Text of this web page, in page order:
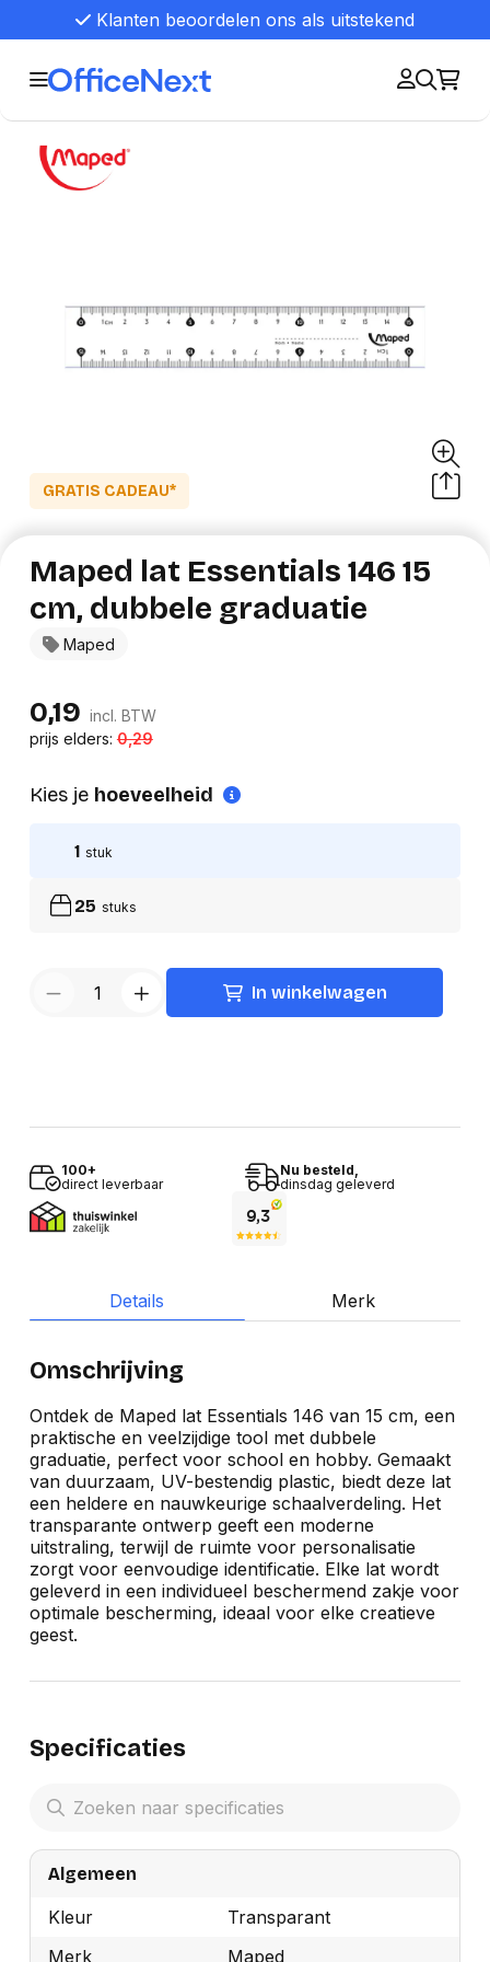
Klanten beoordelen ons als uitstekend
GRATIS CADEAU*
Maped
Maped lat Essentials 146 15
cm, dubbele graduatie
0,19 incl. BTW
prijs elders:0,29
Kies je hoeveelheid
1 stuk
25 stuks
In winkelwagen
100+
direct leverbaar
Nu besteld,
dinsdag geleverd
Details Merk
Omschrijving
Ontdek de Maped lat Essentials 146 van 15 cm, een
praktische en veelzijdige tool met dubbele
graduatie, perfect voor school en hobby. Gemaakt
van duurzaam, UV-bestendig plastic, biedt deze lat
een heldere en nauwkeurige schaalverdeling. Het
transparante ontwerp geeft een moderne
uitstraling, terwijl de ruimte voor personalisatie
zorgt voor eenvoudige identificatie. Elke lat wordt
geleverd in een individueel beschermend zakje voor
optimale bescherming, ideaal voor elke creatieve
geest.
Specificaties
Algemeen
Kleur
Transparant
Merk
Maped